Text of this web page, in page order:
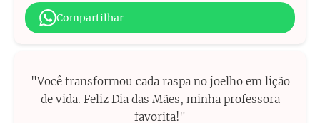
Compartilhar
"Você transformou cada raspa no joelho em lição
de vida. Feliz Dia das Mães, minha professora
favorita!"